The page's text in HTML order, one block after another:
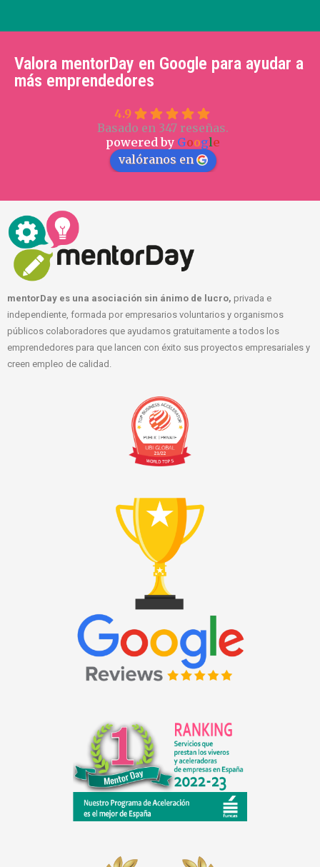
Valora mentorDay en Google para ayudar a
más emprendedores
4.9
Basado en 347 reseñas.
powered by Google
valóranos en
mentorDay es una asociación sin ánimo de lucro, privada e
independiente, formada por empresarios voluntarios y organismos
públicos colaboradores que ayudamos gratuitamente a todos los
emprendedores para que lancen con éxito sus proyectos empresariales y
creen empleo de calidad.